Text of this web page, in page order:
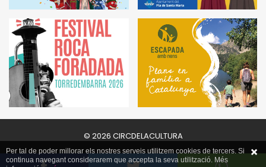
© 2026 CIRCDELACULTURA
Per tal de poder millorar els nostres serveis utilitzem cookies de tercers. Si
continua navegant considerarem que accepta la seva utilització. Més